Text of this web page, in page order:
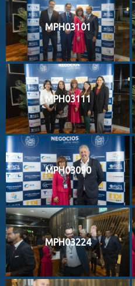
MPH03101
MPH03111
MPH03090
MPH03224